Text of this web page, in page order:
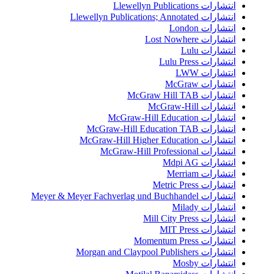
انتشارات Llewellyn Publications
انتشارات Llewellyn Publications; Annotated
انتشارات London
انتشارات Lost Nowhere
انتشارات Lulu
انتشارات Lulu Press
انتشارات LWW
انتشارات McGraw
انتشارات McGraw Hill TAB
انتشارات McGraw-Hill
انتشارات McGraw-Hill Education
انتشارات McGraw-Hill Education TAB
انتشارات McGraw-Hill Higher Education
انتشارات McGraw-Hill Professional
انتشارات Mdpi AG
انتشارات Merriam
انتشارات Metric Press
انتشارات Meyer & Meyer Fachverlag und Buchhandel
انتشارات Milady
انتشارات Mill City Press
انتشارات MIT Press
انتشارات Momentum Press
انتشارات Morgan and Claypool Publishers
انتشارات Mosby